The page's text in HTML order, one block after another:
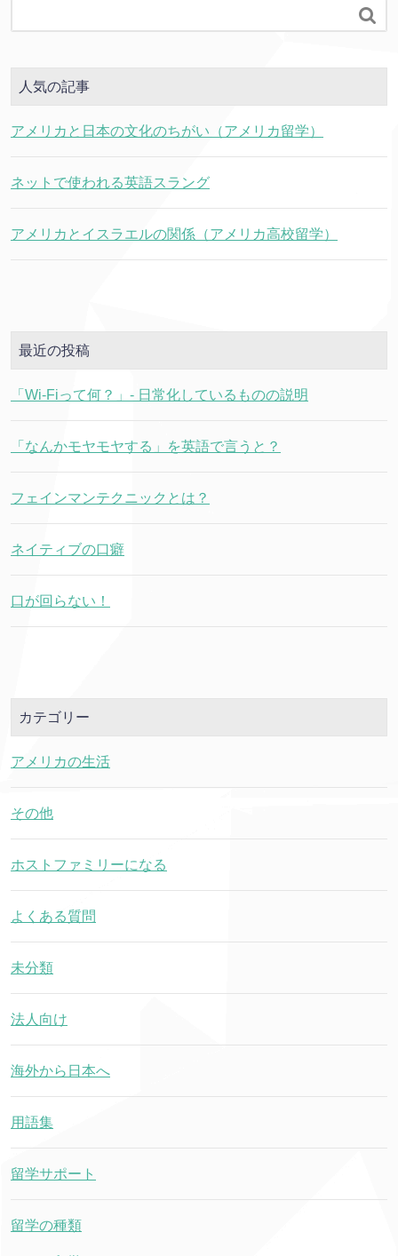

人気の記事
アメリカと日本の文化のちがい（アメリカ留学）
ネットで使われる英語スラング
アメリカとイスラエルの関係（アメリカ高校留学）
最近の投稿
「Wi-Fiって何？」- 日常化しているものの説明
「なんかモヤモヤする」を英語で言うと？
フェインマンテクニックとは？
ネイティブの口癖
口が回らない！
カテゴリー
アメリカの生活
その他
ホストファミリーになる
よくある質問
未分類
法人向け
海外から日本へ
用語集
留学サポート
留学の種類